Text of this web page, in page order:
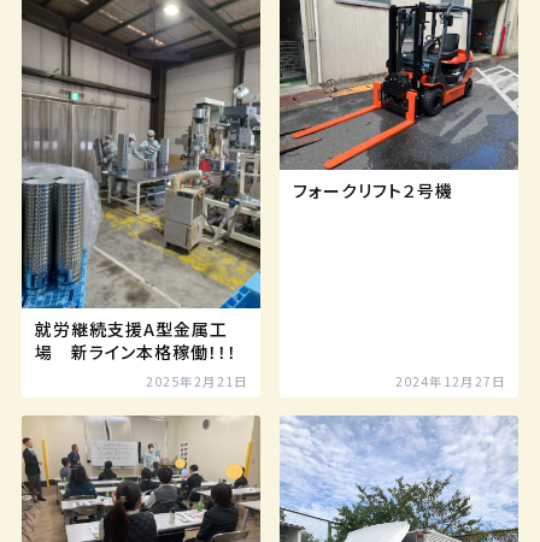
就労継続支援A型金属工
場 新ライン本格稼働！！！
2025年2月21日
フォークリフト２号機
2024年12月27日